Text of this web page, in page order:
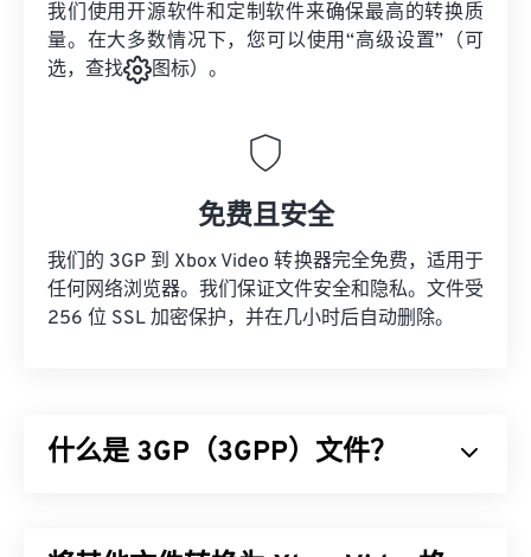
我们使用开源软件和定制软件来确保最高的转换质
量。在大多数情况下，您可以使用“高级设置”（可
选，查找
图标）。
免费且安全
我们的 3GP 到 Xbox Video 转换器完全免费，适用于
任何网络浏览器。我们保证文件安全和隐私。文件受
256 位 SSL 加密保护，并在几小时后自动删除。
什么是 3GP（3GPP）文件？